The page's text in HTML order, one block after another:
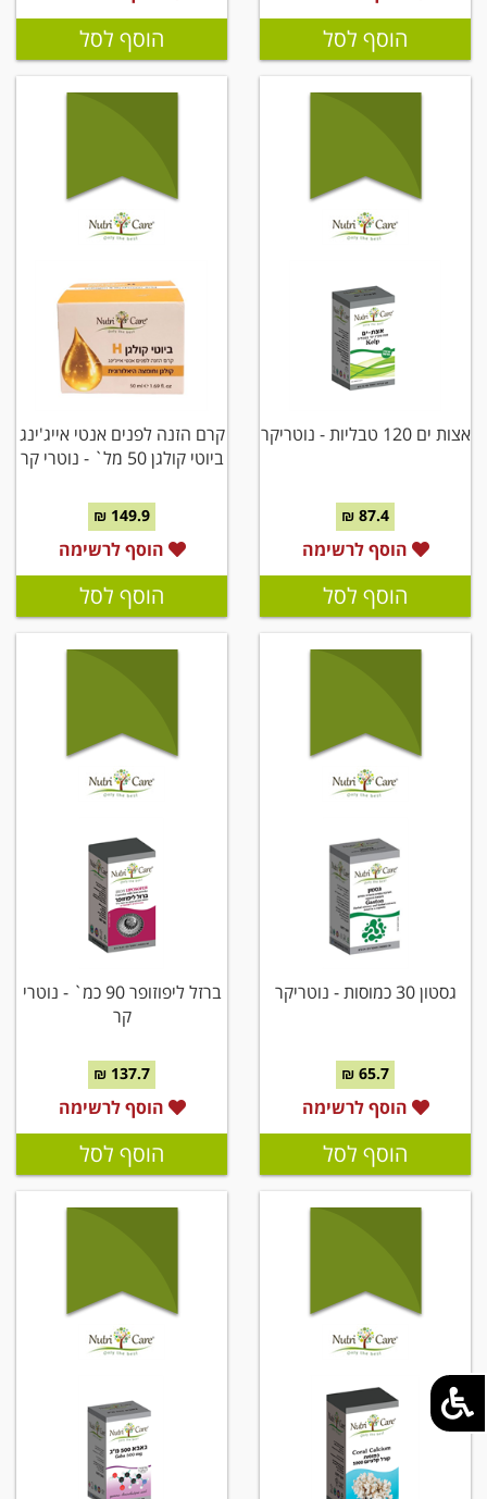
הוסף לסל הוסף לסל
אצות ים 120 טבליות - נוטריקר
87.4 ₪
הוסף לרשימה
הוסף לסל
קרם הזנה לפנים אנטי אייג'ינג
ביוטי קולגן 50 מל` - נוטרי קר
149.9 ₪
הוסף לרשימה
הוסף לסל
גסטון 30 כמוסות - נוטריקר
65.7 ₪
הוסף לרשימה
הוסף לסל
ברזל ליפוזופר 90 כמ` - נוטרי
קר
137.7 ₪
הוסף לרשימה
הוסף לסל